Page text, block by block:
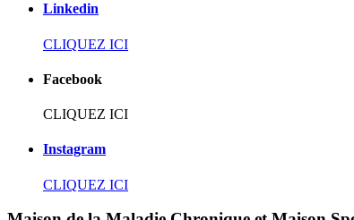
Linkedin
CLIQUEZ ICI
Facebook
CLIQUEZ ICI
Instagram
CLIQUEZ ICI